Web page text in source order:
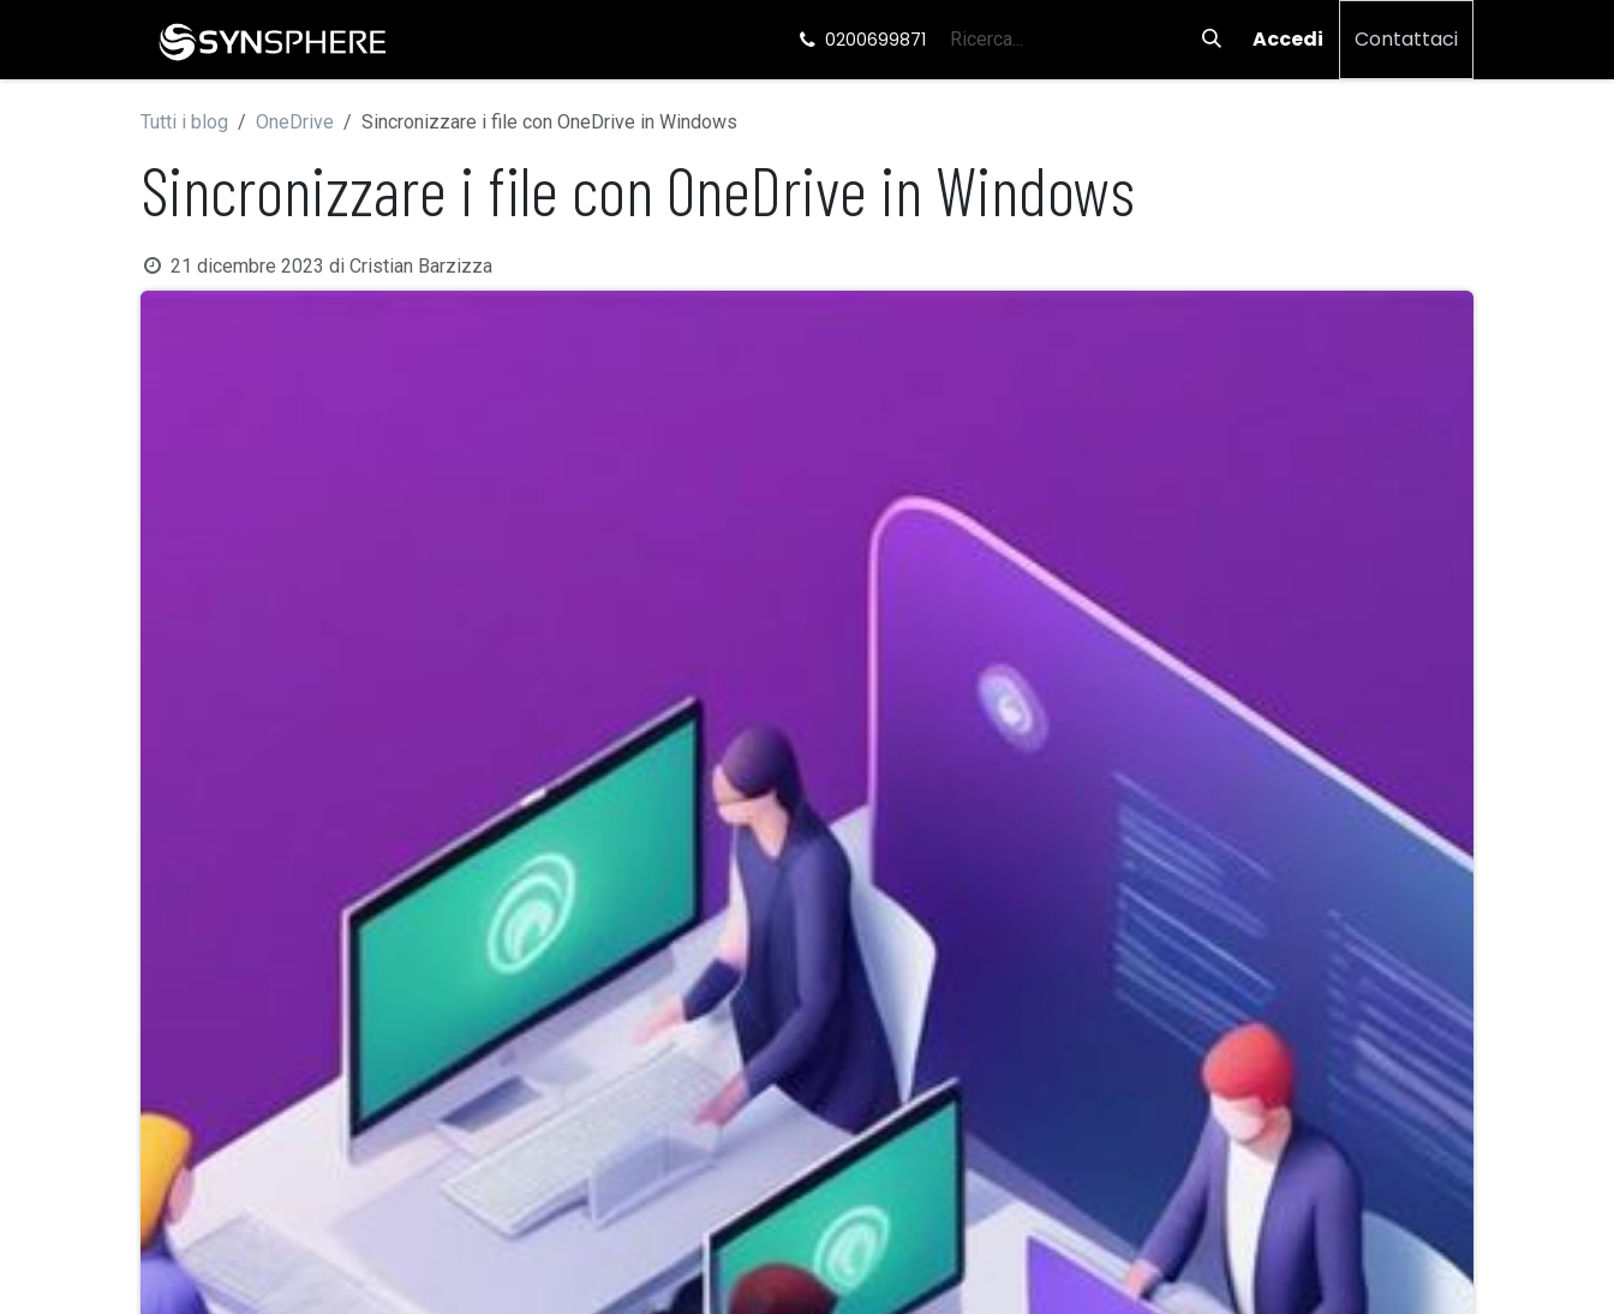
0200699871 Accedi Contattaci
Tutti i blog OneDrive Sincronizzare i file con OneDrive in Windows
Sincronizzare i file con OneDrive in Windows
21 dicembre 2023 di Cristian Barzizza